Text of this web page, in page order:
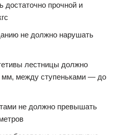
достаточно прочной и
не должно нарушать
лестницы должно
мм, между ступеньками — до
не должно превышать